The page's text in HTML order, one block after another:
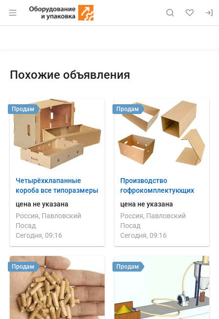
Раздел навигации по сайту eqinfo.ru
Похожие объявления
Четырёхклапанные
короба все типоразмеры
цена не указана
Россия, Павловский
Посад
Сегодня, 09:16
Продам
Производство
гофрокомплектующих
цена не указана
Россия, Павловский
Посад
Сегодня, 09:16
Продам
Продам Продам